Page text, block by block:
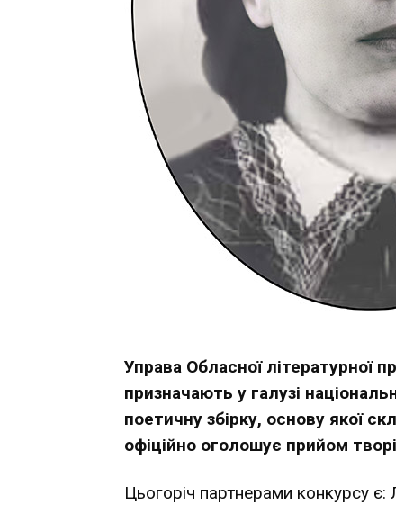
Управа Обласної літературної
призначають у галузі
поетичну збірку, основу якої
офіційно оголошує прийом
Цьогоріч партнерами конкурсу